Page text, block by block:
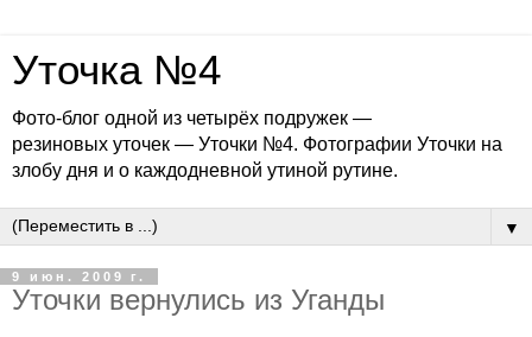
Уточка №4
Фото-блог одной из четырёх подружек —
резиновых уточек — Уточки №4. Фотографии Уточки на
злобу дня и о каждодневной утиной рутине.
▼
9 июн. 2009 г.
Уточки вернулись из Уганды